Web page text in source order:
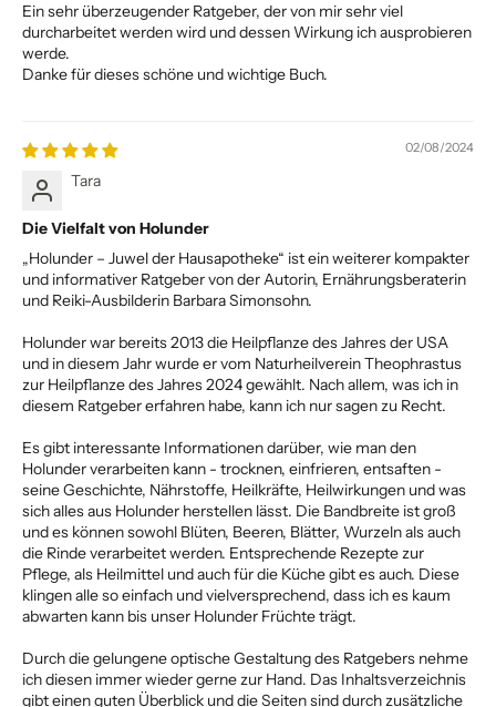
Ein sehr überzeugender Ratgeber, der von mir sehr viel
durcharbeitet werden wird und dessen Wirkung ich ausprobieren
werde.
Danke für dieses schöne und wichtige Buch.
02/08/2024
Tara
Die Vielfalt von Holunder
„Holunder – Juwel der Hausapotheke“ ist ein weiterer kompakter
und informativer Ratgeber von der Autorin, Ernährungsberaterin
und Reiki-Ausbilderin Barbara Simonsohn.
Holunder war bereits 2013 die Heilpflanze des Jahres der USA
und in diesem Jahr wurde er vom Naturheilverein Theophrastus
zur Heilpflanze des Jahres 2024 gewählt. Nach allem, was ich in
diesem Ratgeber erfahren habe, kann ich nur sagen zu Recht.
Es gibt interessante Informationen darüber, wie man den
Holunder verarbeiten kann - trocknen, einfrieren, entsaften -
seine Geschichte, Nährstoffe, Heilkräfte, Heilwirkungen und was
sich alles aus Holunder herstellen lässt. Die Bandbreite ist groß
und es können sowohl Blüten, Beeren, Blätter, Wurzeln als auch
die Rinde verarbeitet werden. Entsprechende Rezepte zur
Pflege, als Heilmittel und auch für die Küche gibt es auch. Diese
klingen alle so einfach und vielversprechend, dass ich es kaum
abwarten kann bis unser Holunder Früchte trägt.
Durch die gelungene optische Gestaltung des Ratgebers nehme
ich diesen immer wieder gerne zur Hand. Das Inhaltsverzeichnis
gibt einen guten Überblick und die Seiten sind durch zusätzliche